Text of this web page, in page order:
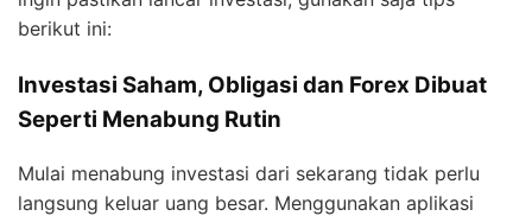
berikut ini:
Investasi Saham, Obligasi dan Forex Dibuat
Seperti Menabung Rutin
Mulai menabung investasi dari sekarang tidak perlu
langsung keluar uang besar. Menggunakan aplikasi